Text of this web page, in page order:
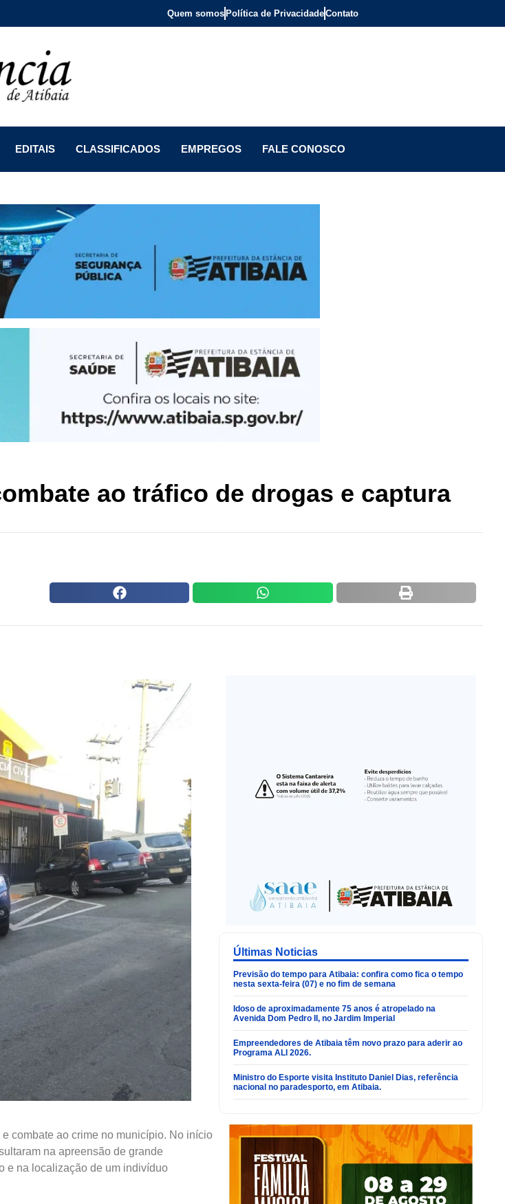
Quem somos Política de PrivacidadeContato
EDITAIS CLASSIFICADOS EMPREGOS FALE CONOSCO
ao tráfico de drogas e captura
combate ao crime no município. No início
na apreensão de grande
e na localização de um indivíduo
Últimas Noticias
Previsão do tempo para Atibaia: confira como fica o tempo
nesta sexta-feira (07) e no fim de semana
Idoso de aproximadamente 75 anos é atropelado na
Avenida Dom Pedro II, no Jardim Imperial
Empreendedores de Atibaia têm novo prazo para aderir ao
Programa ALI 2026.
Ministro do Esporte visita Instituto Daniel Dias, referência
nacional no paradesporto, em Atibaia.